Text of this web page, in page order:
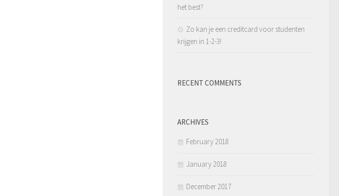
het best?
Zo kan je een creditcard voor studenten
krijgen in 1-2-3!
RECENT COMMENTS
ARCHIVES
February 2018
January 2018
December 2017